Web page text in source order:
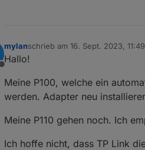
https://github.com/
Offline
mylanschrieb am 16. Sept. 2023, 11:49
zuletzt editiert von
Hallo!
Meine P100, welche ein
werden. Adapter neu
Meine P110 gehen noch. Ich
Ich hoffe nicht, dass TP Link